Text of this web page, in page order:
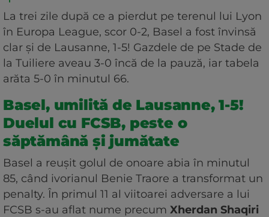
La trei zile după ce a pierdut pe terenul lui Lyon
în Europa League, scor 0-2, Basel a fost învinsă
clar și de Lausanne, 1-5! Gazdele de pe Stade de
la Tuiliere aveau 3-0 încă de la pauză, iar tabela
arăta 5-0 în minutul 66.
Basel, umilită de Lausanne, 1-5!
Duelul cu FCSB, peste o
săptămână și jumătate
Basel a reușit golul de onoare abia în minutul
85, când ivorianul Benie Traore a transformat un
penalty. În primul 11 al viitoarei adversare a lui
FCSB s-au aflat nume precum Xherdan Shaqiri